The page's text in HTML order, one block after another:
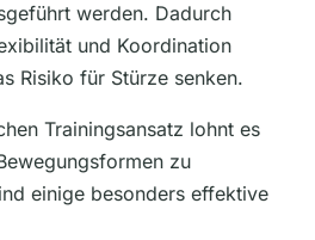
werden. Dadurch
und Koordination
Risiko für Stürze senken.
Trainingsansatz lohnt es
zu
einige besonders effektive